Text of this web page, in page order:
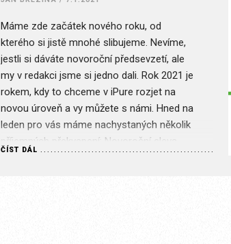
Máme zde začátek nového roku, od
kterého si jistě mnohé slibujeme. Nevíme,
jestli si dáváte novoroční předsevzetí, ale
my v redakci jsme si jedno dali. Rok 2021 je
rokem, kdy to chceme v iPure rozjet na
novou úroveň a vy můžete s námi. Hned na
leden pro vás máme nachystaných několik
příjemných překvapení: Novoroční sleva…
ČÍST DÁL